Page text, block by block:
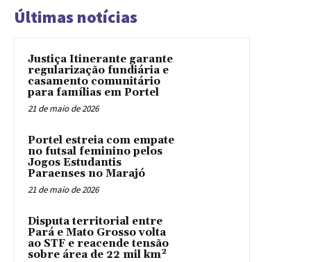
Últimas notícias
Justiça Itinerante garante
regularização fundiária e
casamento comunitário
para famílias em Portel
21 de maio de 2026
Portel estreia com empate
no futsal feminino pelos
Jogos Estudantis
Paraenses no Marajó
21 de maio de 2026
Disputa territorial entre
Pará e Mato Grosso volta
ao STF e reacende tensão
sobre área de 22 mil km²